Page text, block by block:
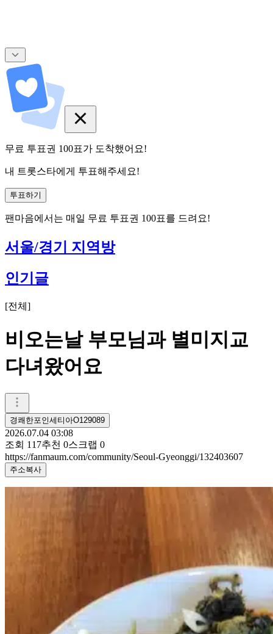
무료 투표권 100표가 도착했어요!
내 트롯스타에게 투표해주세요!
투표하기
팬마음에서는 매일 무료 투표권 100표를 드려요!
서울/경기 지역방
인기글
[전체 ]
비오는날 부모님과 별미지교
다녀왔어요
경쾌한포인세티아O129089
2026.07.04 03:08
조회 117추천 0스크랩 0
https://fanmaum.com/community/Seoul-Gyeonggi/132403607
주소복사